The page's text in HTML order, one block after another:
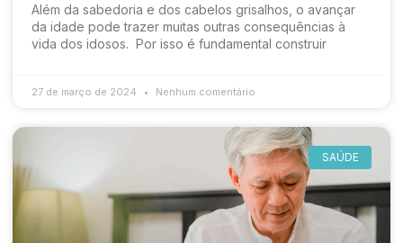
Além da sabedoria e dos cabelos grisalhos, o avançar
da idade pode trazer muitas outras consequências à
vida dos idosos. Por isso é fundamental construir
27 de março de 2024 Nenhum comentário
SAÚDE